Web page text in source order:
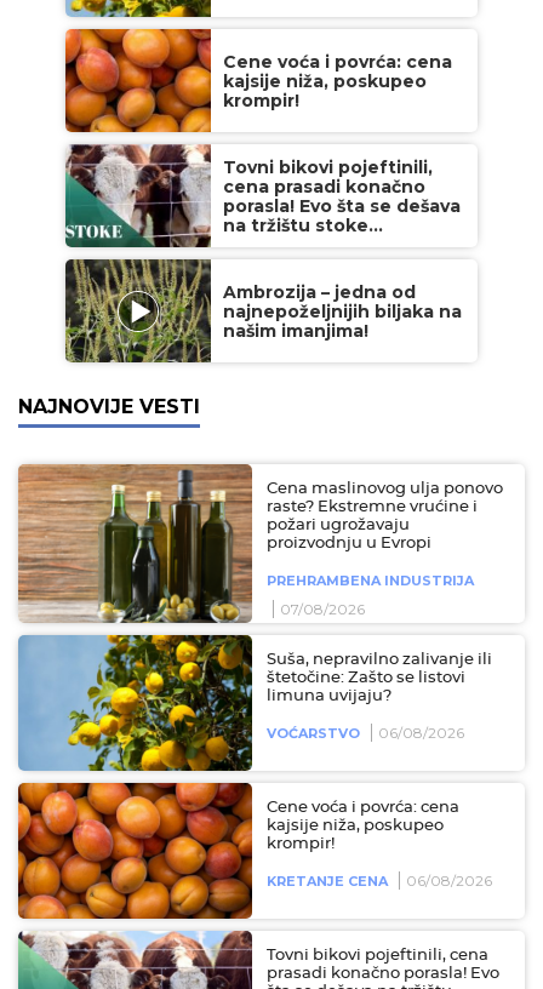
Cene voća i povrća: cena
kajsije niža, poskupeo
krompir!
Tovni bikovi pojeftinili,
cena prasadi konačno
porasla! Evo šta se dešava
na tržištu stoke...
Ambrozija – jedna od
najnepoželjnijih biljaka na
našim imanjima!
NAJNOVIJE VESTI
Cena maslinovog ulja ponovo
raste? Ekstremne vrućine i
požari ugrožavaju
proizvodnju u Evropi
PREHRAMBENA INDUSTRIJA
07/08/2026
Suša, nepravilno zalivanje ili
štetočine: Zašto se listovi
limuna uvijaju?
VOĆARSTVO 06/08/2026
Cene voća i povrća: cena
kajsije niža, poskupeo
krompir!
KRETANJE CENA 06/08/2026
Tovni bikovi pojeftinili, cena
prasadi konačno porasla! Evo